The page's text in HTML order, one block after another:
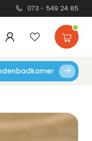
073 - 549 24 85